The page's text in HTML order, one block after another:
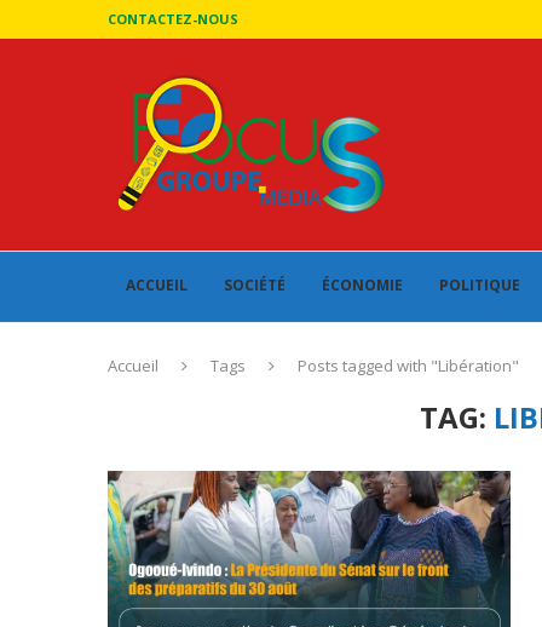
CONTACTEZ-NOUS
ACCUEIL SOCIÉTÉ ÉCONOMIE POLITIQUE
Accueil Tags Posts tagged with "Libération"
TAG: